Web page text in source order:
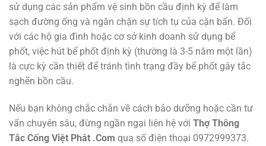
sử dụng các sản phẩm vệ sinh bồn cầu định kỳ để làm
sạch đường ống và ngăn chặn sự tích tụ của cặn bẩn. Đối
với các hộ gia đình hoặc cơ sở kinh doanh sử dụng bể
phốt, việc hút bể phốt định kỳ (thường là 3-5 năm một lần)
là cực kỳ cần thiết để tránh tình trạng đầy bể phốt gây tắc
nghẽn bồn cầu.
Nếu bạn không chắc chắn về cách bảo dưỡng hoặc cần tư
vấn chuyên sâu, đừng ngần ngại liên hệ với Thợ Thông
Tắc Cống Việt Phát .Com qua số điện thoại 0972999373.